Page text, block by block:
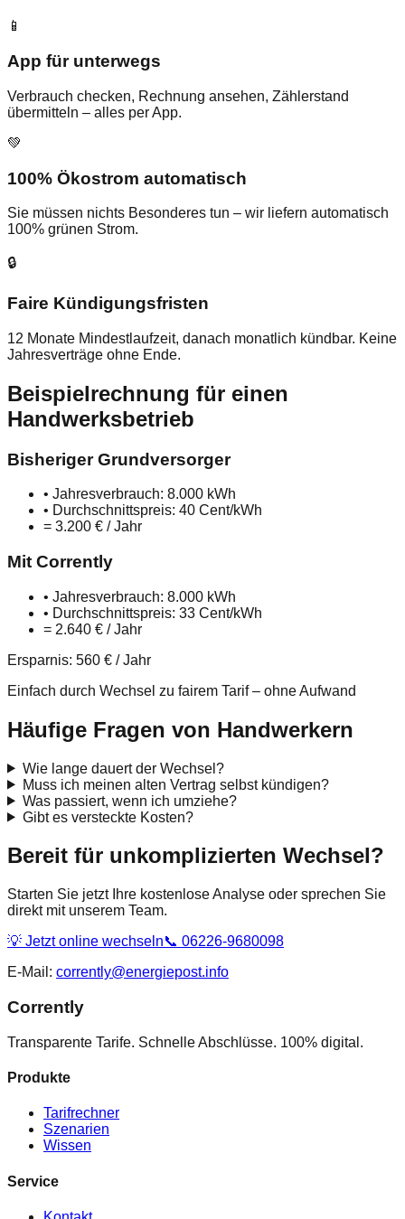
📱
App für unterwegs
Verbrauch checken, Rechnung ansehen, Zählerstand
übermitteln – alles per App.
💚
100% Ökostrom automatisch
Sie müssen nichts Besonderes tun – wir liefern automatisch
100% grünen Strom.
🔒
Faire Kündigungsfristen
12 Monate Mindestlaufzeit, danach monatlich kündbar. Keine
Jahresverträge ohne Ende.
Beispielrechnung für einen
Handwerksbetrieb
Bisheriger Grundversorger
• Jahresverbrauch: 8.000 kWh
• Durchschnittspreis: 40 Cent/kWh
= 3.200 € / Jahr
Mit Corrently
• Jahresverbrauch: 8.000 kWh
• Durchschnittspreis: 33 Cent/kWh
= 2.640 € / Jahr
Ersparnis: 560 € / Jahr
Einfach durch Wechsel zu fairem Tarif – ohne Aufwand
Häufige Fragen von Handwerkern
Wie lange dauert der Wechsel?
Muss ich meinen alten Vertrag selbst kündigen?
Was passiert, wenn ich umziehe?
Gibt es versteckte Kosten?
Bereit für unkomplizierten Wechsel?
Starten Sie jetzt Ihre kostenlose Analyse oder sprechen Sie
direkt mit unserem Team.
💡 Jetzt online wechseln📞 06226-9680098
E-Mail: corrently@energiepost.info
Corrently
Transparente Tarife. Schnelle Abschlüsse. 100% digital.
Produkte
Tarifrechner
Szenarien
Wissen
Service